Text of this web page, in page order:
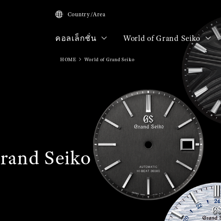
Country/Area
คอลเล็กชั่น World of Grand Seiko
HOME World of Grand Seiko
Seiko